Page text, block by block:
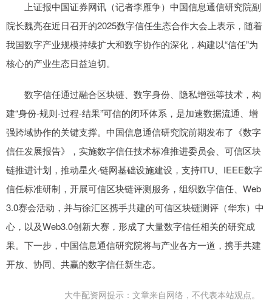
上证报中国证券网讯（记者李雁争）中国信息通信研究院副
院长魏亮在近日召开的2025数字信任生态合作大会上表示，随着
我国数字产业规模持续扩大和数字协作的深化，构建以“信任”为
核心的产业生态日益迫切。
数字信任通过融合区块链、数字身份、隐私增强等技术，构
建“身份-规则-过程-结果”可信的闭环体系，是加速数据流通、增
强跨域协作的关键支撑。中国信息通信研究院前期发布了《数字
信任发展报告》，实施数字信任技术标准推进委员会、可信区块
链推进计划，推动星火·链网基础设施建设，支持ITU、IEEE数字
信任标准研制，开展可信区块链评测服务，组织数字信任、Web
3.0赛会活动，并与徐汇区携手共建的可信区块链测评（华东）中
心，以及Web3.0创新大赛，形成了大量数字信任相关的研究成
果。下一步，中国信息通信研究院将与产业各方一道，携手共建
开放、协同、共赢的数字信任新生态。
大牛配资网提示：文章来自网络，不代表本站观点。